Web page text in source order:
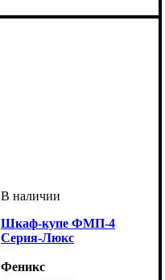
Шкаф-купе ФМП-4
Серия-Люкс
Феникс